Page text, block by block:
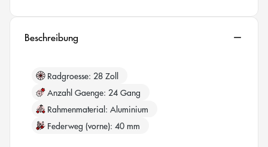
Beschreibung
Radgroesse 28 Zoll
Anzahl Gaenge 24 Gang
Rahmenmaterial Aluminium
Federweg (vorne) 40 mm